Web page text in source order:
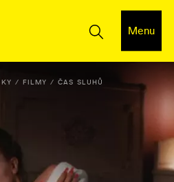
Menu
FILMY ČAS SLUHŮ